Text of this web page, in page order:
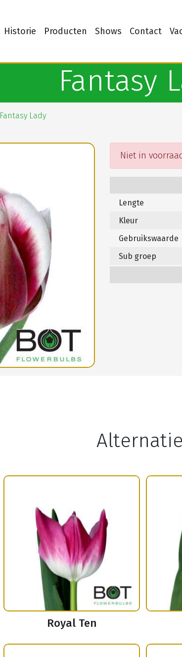
Historie Producten Shows Contact
Fantasy
Fantasy Lady
Niet in
Lengte
Kleur
Gebruikswaarde
Sub groep
Royal Ten